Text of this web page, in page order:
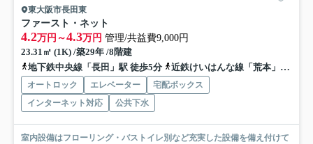
東大阪市長田東
ファースト・ネット
4.2万円～4.3万円 管理/共益費9,000円
23.31㎡ (1K) /築29年 /8階建
地下鉄中央線「長田」駅 徒歩5分
近鉄けいはんな線「荒本」駅 徒歩16分
オートロック エレベーター
宅配ボックス
インターネット対応
公共下水
室内設備はフローリング・バストイレ別など充実した設備を備え付けて